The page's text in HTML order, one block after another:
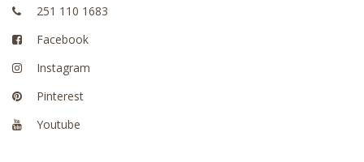
251 110 1683
Facebook
Instagram
Pinterest
Youtube